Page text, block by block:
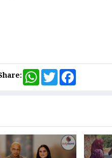
WhatsApp
TwitterFacebook